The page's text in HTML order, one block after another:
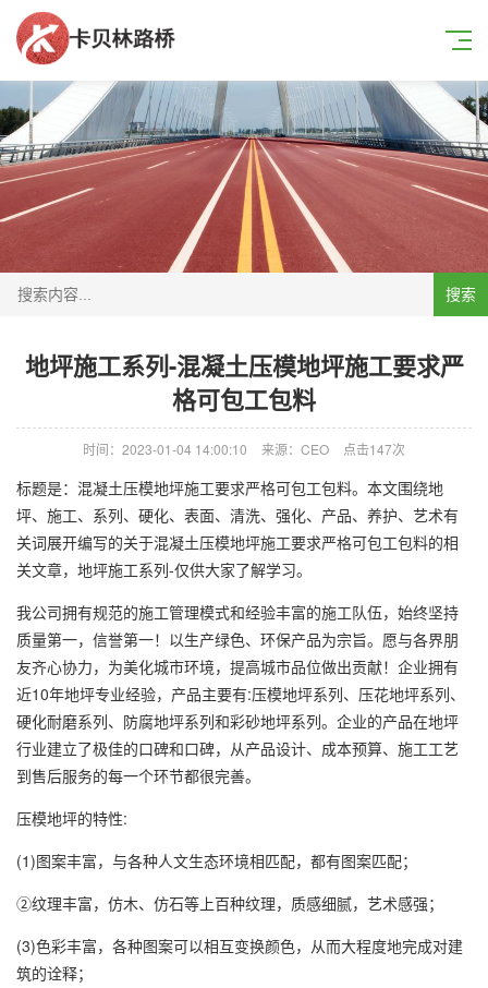
搜索
地坪施工系列-混凝土压模地坪施工要求严
格可包工包料
时间：2023-01-04 14:00:10 来源：CEO 点击147次
标题是：混凝土压模地坪施工要求严格可包工包料。本文围绕地
坪、施工、系列、硬化、表面、清洗、强化、产品、养护、艺术有
关词展开编写的关于混凝土压模地坪施工要求严格可包工包料的相
关文章，地坪施工系列-仅供大家了解学习。
我公司拥有规范的施工管理模式和经验丰富的施工队伍，始终坚持
质量第一，信誉第一！以生产绿色、环保产品为宗旨。愿与各界朋
友齐心协力，为美化城市环境，提高城市品位做出贡献！企业拥有
近10年地坪专业经验，产品主要有:压模地坪系列、压花地坪系列、
硬化耐磨系列、防腐地坪系列和彩砂地坪系列。企业的产品在地坪
行业建立了极佳的口碑和口碑，从产品设计、成本预算、施工工艺
到售后服务的每一个环节都很完善。
压模地坪的特性:
(1)图案丰富，与各种人文生态环境相匹配，都有图案匹配；
②纹理丰富，仿木、仿石等上百种纹理，质感细腻，艺术感强；
(3)色彩丰富，各种图案可以相互变换颜色，从而大程度地完成对建
筑的诠释；